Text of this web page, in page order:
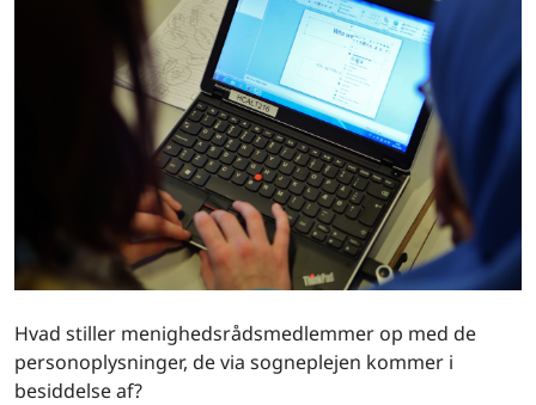
Hvad stiller menighedsrådsmedlemmer op med de
personoplysninger, de via sogneplejen kommer i
besiddelse af?